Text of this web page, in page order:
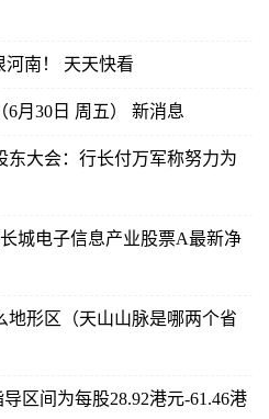
河南！ 天天快看
月30日 周五） 新消息
东大会：行长付万军称努力为
城电子信息产业股票A最新净
地形区（天山山脉是哪两个省
区间为每股28.92港元-61.46港